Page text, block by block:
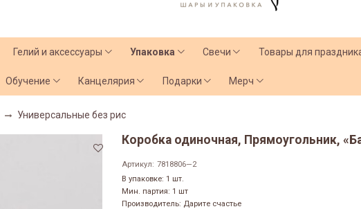
Гелий и аксессуары Упаковка Свечи Товары для
Обучение Канцелярия Подарки Мерч
Универсальные без рис
Коробка одиночная, Прямоугольник,
Артикул: 7818806—2
В упаковке: 1 шт.
Мин. партия: 1 шт
Производитель: Дарите счастье